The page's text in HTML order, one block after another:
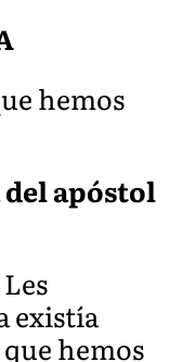
hemos
apóstol
existía
hemos